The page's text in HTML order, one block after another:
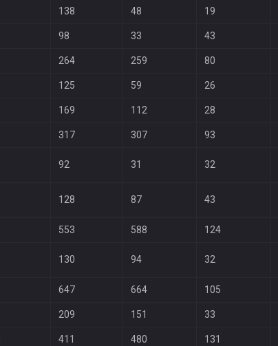
138 48 19
98 33 43
264 259 80
125 59 26
169 112 28
317 307 93
92 31 32
128 87 43
553 588 124
130 94 32
647 664 105
209 151 33
411 480 131